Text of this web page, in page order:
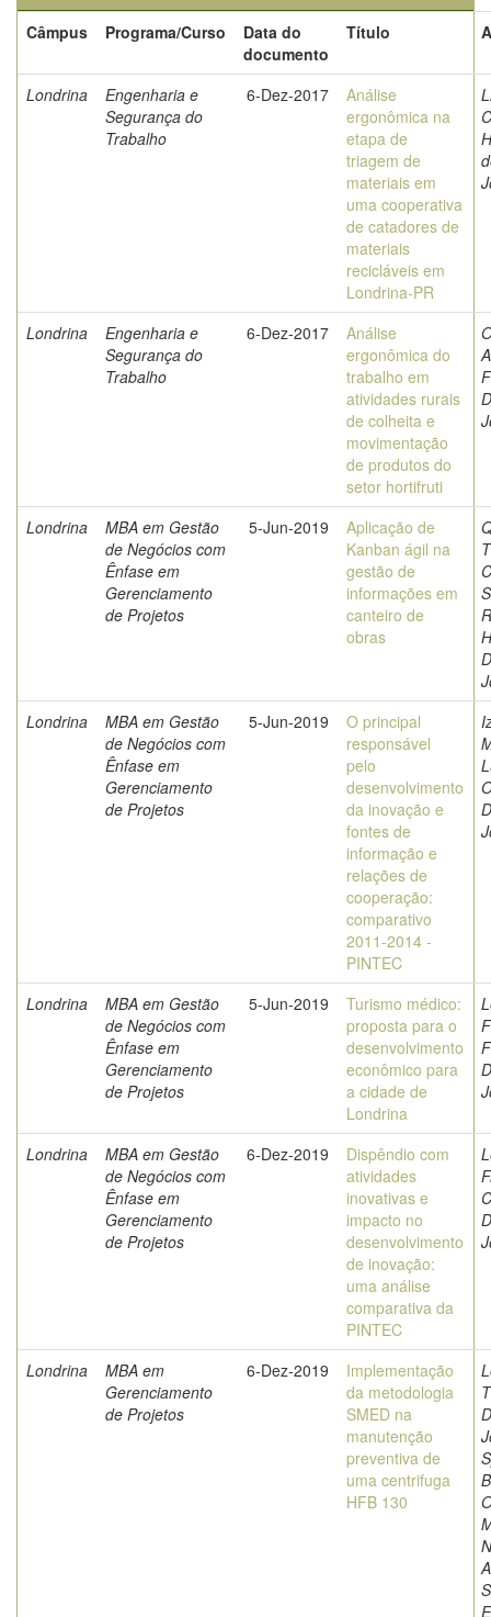
Câmpus
Programa/Curso
Data do
documento
Título
Londrina
Engenharia e
Segurança do
Trabalho
6-Dez-2017
Análise
ergonômica na
etapa de
triagem de
materiais em
uma cooperativa
de catadores de
materiais
recicláveis em
Londrina-PR
Londrina
Engenharia e
Segurança do
Trabalho
6-Dez-2017
Análise
ergonômica do
trabalho em
atividades rurais
de colheita e
movimentação
de produtos do
setor hortifruti
Londrina
MBA em Gestão
de Negócios com
Ênfase em
Gerenciamento
de Projetos
5-Jun-2019
Aplicação de
Kanban ágil na
gestão de
informações em
canteiro de
obras
Londrina
MBA em Gestão
de Negócios com
Ênfase em
Gerenciamento
de Projetos
5-Jun-2019
O principal
responsável
pelo
desenvolvimento
da inovação e
fontes de
informação e
relações de
cooperação:
comparativo
2011-2014 -
PINTEC
Londrina
MBA em Gestão
de Negócios com
Ênfase em
Gerenciamento
de Projetos
5-Jun-2019
Turismo médico:
proposta para o
desenvolvimento
econômico para
a cidade de
Londrina
Londrina
MBA em Gestão
de Negócios com
Ênfase em
Gerenciamento
de Projetos
6-Dez-2019
Dispêndio com
atividades
inovativas e
impacto no
desenvolvimento
de inovação:
uma análise
comparativa da
PINTEC
Londrina
MBA em
Gerenciamento
de Projetos
6-Dez-2019
Implementação
da metodologia
SMED na
manutenção
preventiva de
uma centrifuga
HFB 130